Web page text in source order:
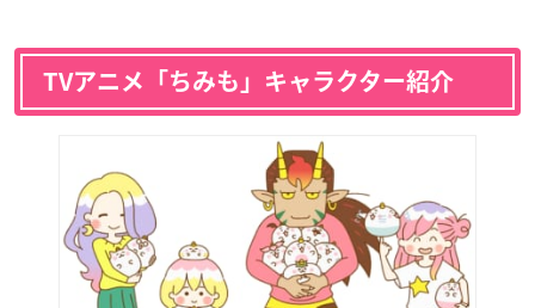
TVアニメ「ちみも」キャラクター紹介